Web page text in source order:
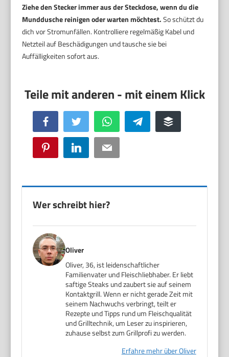
Ziehe den Stecker immer aus der Steckdose, wenn du die
Munddusche reinigen oder warten möchtest.So schützt du
dich vor Stromunfällen. Kontrolliere regelmäßig Kabel und
Netzteil auf Beschädigungen und tausche sie bei
Auffälligkeiten sofort aus.
Facebook Twitter WhatsApp Telegram Buffer
Pinterest LinkedIn Email
Wer schreibt hier?
Oliver
Oliver, 36, ist leidenschaftlicher
Familienvater und Fleischliebhaber. Er liebt
saftige Steaks und zaubert sie auf seinem
Kontaktgrill. Wenn er nicht gerade Zeit mit
seinem Nachwuchs verbringt, teilt er
Rezepte und Tipps rund um Fleischqualität
und Grilltechnik, um Leser zu inspirieren,
zuhause selbst zum Grillprofi zu werden.
Erfahre mehr über Oliver